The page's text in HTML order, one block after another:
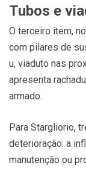
Tubos e
O terceiro item,
com pilares de
u, viaduto nas
apresenta
armado.
Para Stargliorio,
deterioração: a
manutenção ou